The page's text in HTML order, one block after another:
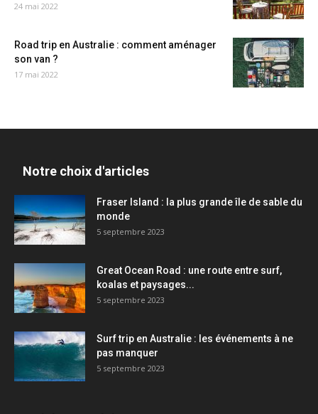
24 mai 2022
Road trip en Australie : comment aménager
son van ?
17 mai 2022
Notre choix d'articles
Fraser Island : la plus grande île de sable du
monde
5 septembre 2023
Great Ocean Road : une route entre surf,
koalas et paysages...
5 septembre 2023
Surf trip en Australie : les événements à ne
pas manquer
5 septembre 2023